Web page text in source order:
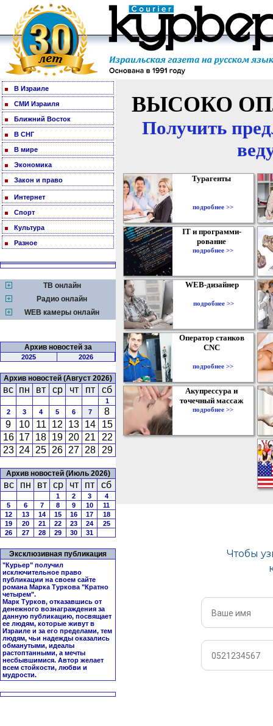
В Израиле
СМИ Израиля
Ближний Восток
В СНГ
В мире
Экономика
Закон и право
Интернет
Спорт
Культура
Разное
ТВ онлайн
Радио онлайн
WEB камеры онлайн
Архив новостей за
2025 2026
Архив новостей (Август 2026)
вс пн вт ср чт пт сб
1
2
3 4 5 6 7
8
9
10 11 12 13 14
15
16 17 18 19 20 21
22
23 24 25 26 27 28 29
Архив новостей (Июль 2026)
вс пн вт ср чт пт сб
1 2 3
4
5
6 7 8 9 10
11
12
13 14 15 16 17
18
19
20 21 22 23 24
25
26
27 28 29 30 31
Эксклюзивная публикация
"Курьер" получил
исключительное право
публикации на своем сайте
романа Марка Туркова "Кратно
четырем".
Марк Турков, отказавшись от
денежного вознаграждения за
данную публикацию, посвящает
ее людям, которые живут в
Израиле и за его пределами, тем
людям, чьи надежды оказались
обманутыми, идеалы
растоптанными, а мечты
несбывшимися. Автор желает
всем стойкости, любви и
мудрости.
ВЫСОКО
Получить
Турагенты
подробнее >>
IT и программи-
рование
подробнее >>
WEB-дизайнер
подробнее >>
Оператор станков
CNC
подробнее >>
Акупрессура и
точечный массаж
подробнее >>